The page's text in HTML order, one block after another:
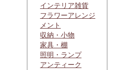
インテリア雑貨
フラワーアレンジ
メント
収納・小物
家具・棚
照明・ランプ
アンティーク